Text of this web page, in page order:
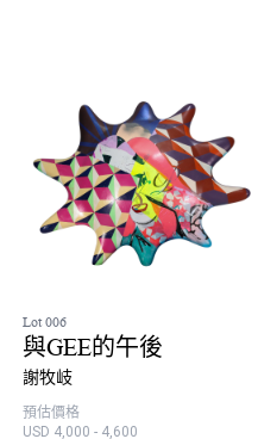
Lot 006
與GEE的午後
謝牧岐
預估價格
USD 4,000 - 4,600